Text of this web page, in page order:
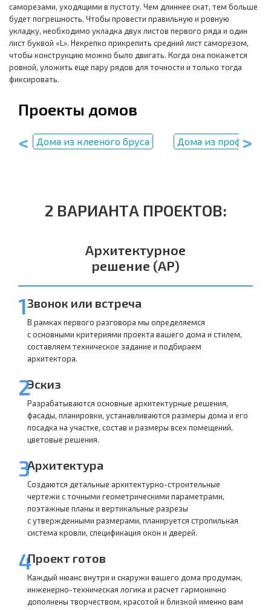
саморезами, уходящими в пустоту. Чем длиннее скат, тем больше
будет погрешность. Чтобы провести правильную и ровную
укладку, необходимо укладка двух листов первого ряда и один
лист буквой «L». Некрепко прикрепить средний лист саморезом,
чтобы конструкцию можно было двигать. Когда она покажется
ровной, уложить еще пару рядов для точности и только тогда
фиксировать.
Проекты домов
Дома из клееного бруса Дома из
2 ВАРИАНТА ПРОЕКТОВ:
Архитектурное
решение (АР)
1Звонок или встреча
В рамках первого разговора мы определяемся
с основными критериями проекта вашего дома и стилем,
составляем техническое задание и подбираем
архитектора.
2Эскиз
Разрабатываются основные архитектурные решения,
фасады, планировки, устанавливаются размеры дома и его
посадка на участке, состав и размеры всех помещений,
цветовые решения.
3Архитектура
Создаются детальные архитектурно-строительные
чертежи с точными геометрическими параметрами,
поэтажные планы и вертикальные разрезы
с утвержденными размерами, планируется стропильная
система кровли, спецификация окон и дверей.
4Проект готов
Каждый нюанс внутри и снаружи вашего дома продуман,
инженерно-техническая логика и расчет гармонично
дополнены творчеством, красотой и близкой именно вам